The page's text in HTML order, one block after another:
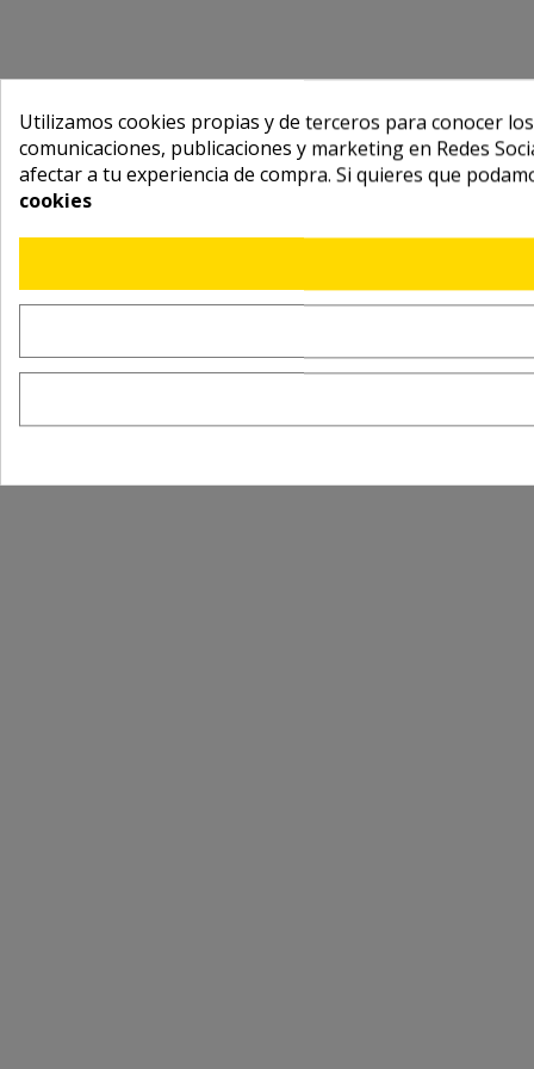
Utilizamos cookies propias y de terceros para conocer
comunicaciones, publicaciones y marketing en Redes
afectar a tu experiencia de compra. Si quieres que
cookies